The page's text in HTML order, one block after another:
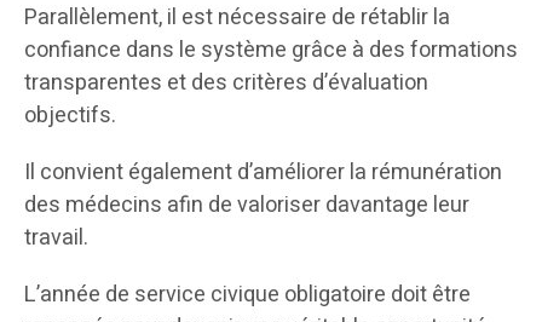
Parallèlement, il est nécessaire de rétablir la
confiance dans le système grâce à des formations
transparentes et des critères d’évaluation
objectifs.
Il convient également d’améliorer la rémunération
des médecins afin de valoriser davantage leur
travail.
L’année de service civique obligatoire doit être